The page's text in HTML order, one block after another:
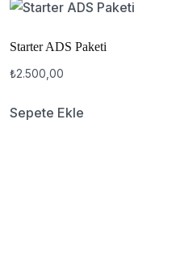
Starter ADS Paketi
₺2.500,00
Sepete Ekle